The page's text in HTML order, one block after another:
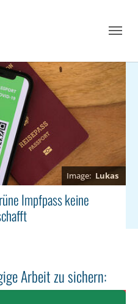
Lukas
Impfpass keine
Arbeit zu sichern: